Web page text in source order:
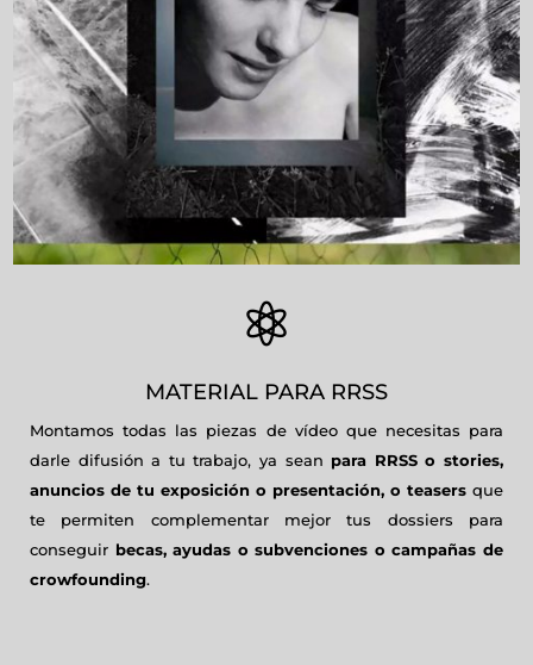

MATERIAL PARA RRSS
Montamos todas las piezas de vídeo que necesitas para
darle difusión a tu trabajo, ya sean para RRSS o stories,
anuncios de tu exposición o presentación, o teasers que
te permiten complementar mejor tus dossiers para
conseguir becas, ayudas o subvenciones o campañas de
crowfounding.